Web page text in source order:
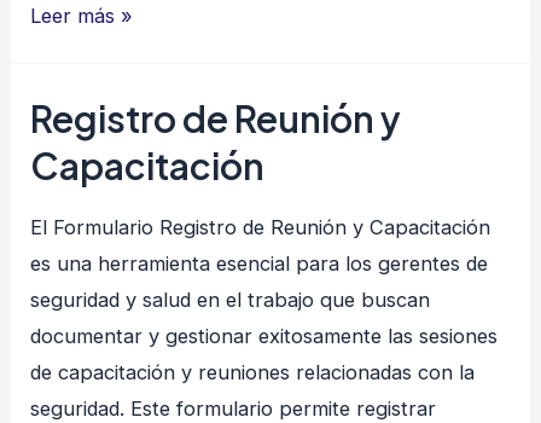
Registro
Equipo
de
Protección
Personal
Leer más »
Registro de Reunión y
Capacitación
El Formulario Registro de Reunión y Capacitación
es una herramienta esencial para los gerentes de
seguridad y salud en el trabajo que buscan
documentar y gestionar exitosamente las sesiones
de capacitación y reuniones relacionadas con la
seguridad. Este formulario permite registrar